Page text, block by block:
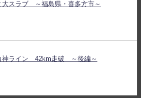
大スラブ ～福島県・喜多方市～
神ライン 42km走破 ～後編～